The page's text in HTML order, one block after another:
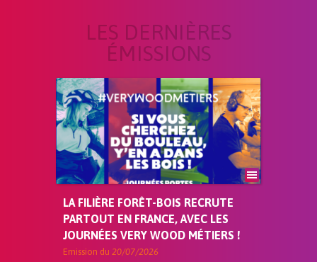
LES DERNIÈRES
ÉMISSIONS
LA FILIÈRE FORÊT-BOIS RECRUTE
PARTOUT EN FRANCE, AVEC LES
JOURNÉES VERY WOOD MÉTIERS !
Emission du 20/07/2026